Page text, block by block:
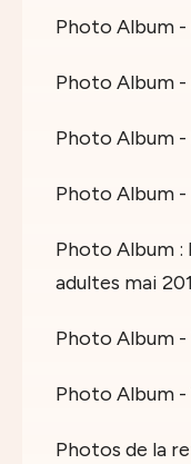
Photo Album
Photo Album
Photo Album -
Photo Album
Photo Album :
adultes mai
Photo Album -
Photo Album -
Photos de la